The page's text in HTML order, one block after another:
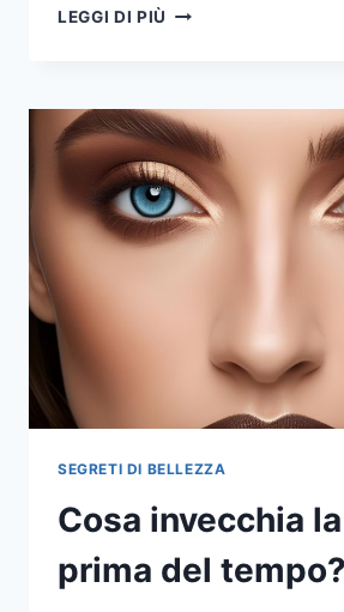
LEGGI DI PIÙ TENDENZE
SEGRETI DI BELLEZZA
Cosa invecchia
prima del tempo?